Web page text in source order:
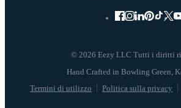
© 2026 Eezy LLC Tutti i diritti
Termini di utilizzo Politica sulla privacy